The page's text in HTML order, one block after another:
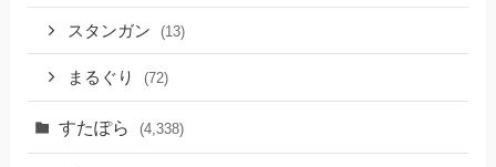
スタンガン (13)
まるぐり (72)
すたぽら (4,338)